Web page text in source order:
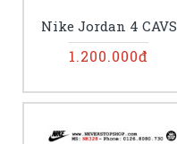
Nike Jordan 4 CAVS
1.200.000đ